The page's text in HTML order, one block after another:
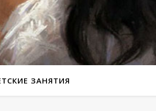
ЗАНЯТИЯ